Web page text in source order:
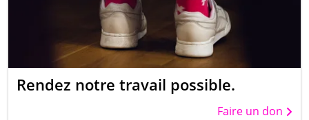
Rendez notre travail possible.
Faire un don